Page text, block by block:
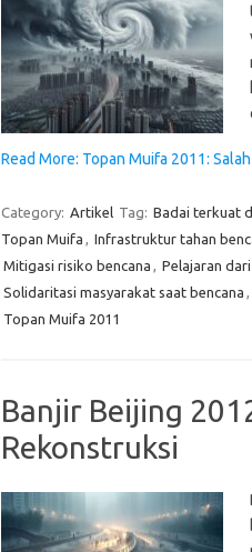
Read More: Topan Muifa 2011:
Category: Artikel Tag: Badai terkuat
Topan Muifa , Infrastruktur tahan
Mitigasi risiko bencana , Pelajaran
Solidaritasi masyarakat saat bencana ,
Topan Muifa 2011
Banjir Beijing
Rekonstruksi